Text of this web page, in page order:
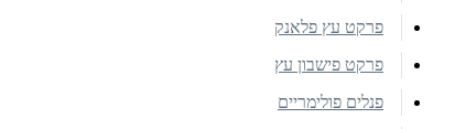
פרקט עץ פלאנק
פרקט פישבון עץ
פנלים פולימריים